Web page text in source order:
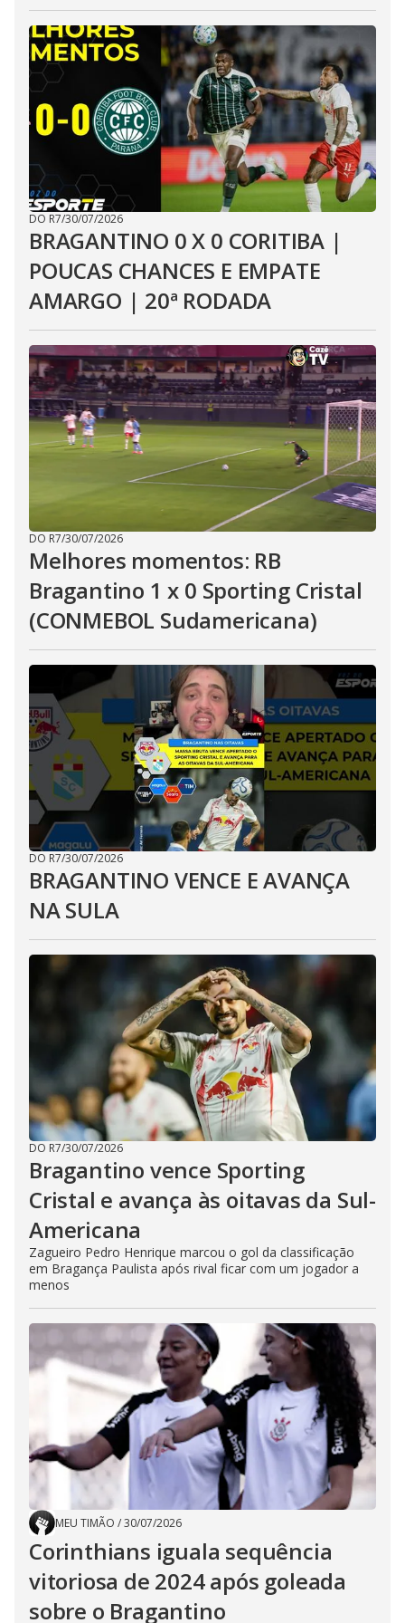
DO R7/30/07/2026
BRAGANTINO 0 X 0 CORITIBA |
POUCAS CHANCES E EMPATE
AMARGO | 20ª RODADA
DO R7/30/07/2026
Melhores momentos: RB
Bragantino 1 x 0 Sporting Cristal
(CONMEBOL Sudamericana)
DO R7/30/07/2026
BRAGANTINO VENCE E AVANÇA
NA SULA
DO R7/30/07/2026
Bragantino vence Sporting
Cristal e avança às oitavas da Sul-
Americana
Zagueiro Pedro Henrique marcou o gol da classificação
em Bragança Paulista após rival ficar com um jogador a
menos
MEU TIMÃO /30/07/2026
Corinthians iguala sequência
vitoriosa de 2024 após goleada
sobre o Bragantino